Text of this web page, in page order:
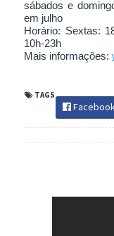
sábados e
em julho
Horário: Sextas:
10h-23h
Mais informações:
TAGS
Facebook